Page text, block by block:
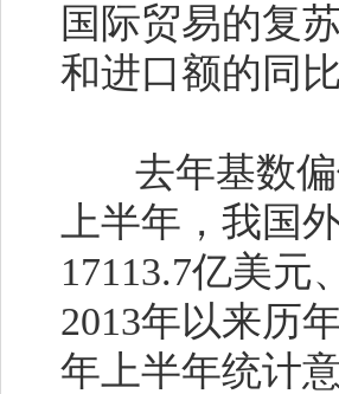
国际贸易的复
和进口额的同
去年基数偏
上半年，我国
17113.7亿美元
2013年以来历
年上半年统计